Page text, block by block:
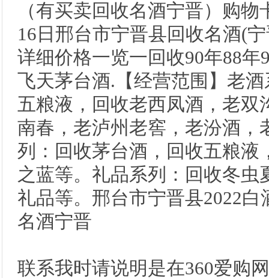
（有买卖回收名酒宁晋）购
16日​​邢台市宁晋县回收名酒(
详细价格一览一回收90年88
飞天茅台酒.【经营范围】老
五粮液，回收老西凤酒，老双
南春，老泸州老窖，老汾酒，
列：回收茅台酒，回收五粮液
之蓝等。礼品系列：回收冬
礼品等。邢台市宁晋县2022
名酒宁晋
联系我时请说明是在360爱购